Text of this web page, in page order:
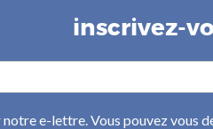
inscrivez-
e-lettre. Vous pouvez